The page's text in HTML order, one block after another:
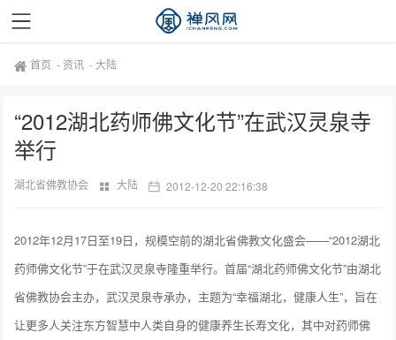
首页 - 资讯 -大陆
“2012湖北药师佛文化节”在武汉灵泉寺
举行
湖北省佛教协会 大陆 2012-12-20 22:16:38
2012年12月17日至19日，规模空前的湖北省佛教文化盛会——“2012湖北
药师佛文化节”于在武汉灵泉寺隆重举行。首届“湖北药师佛文化节”由湖北
省佛教协会主办，武汉灵泉寺承办，主题为“幸福湖北，健康人生”，旨在
让更多人关注东方智慧中人类自身的健康养生长寿文化，其中对药师佛